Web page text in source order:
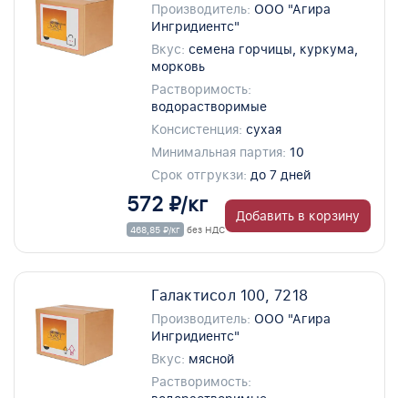
Производитель: ООО "Агира
Ингридиентс"
Вкус: семена горчицы, куркума,
морковь
Растворимость:
водорастворимые
Консистенция: сухая
Минимальная партия: 10
Срок отгрукзи: до 7 дней
572 ₽/кг
468,85 ₽/кг без НДС
Добавить в корзину
Галактисол 100, 7218
Производитель: ООО "Агира
Ингридиентс"
Вкус: мясной
Растворимость: